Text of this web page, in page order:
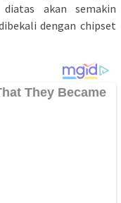
diatas akan semakin
dengan chipset